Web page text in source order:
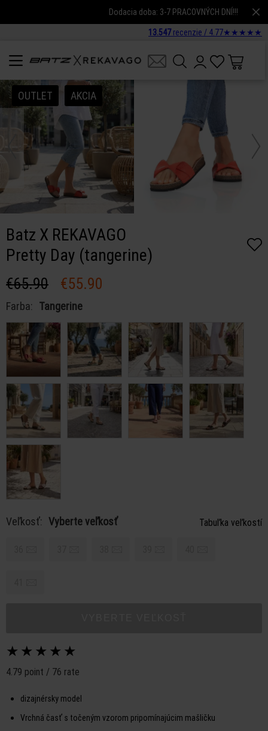
Dodacia doba: 3-7 PRACOVNÝCH DNÍ!!!
13.547recenzie / 4.77★ ★ ★ ★ ★
OUTLET AKCIA
Batz X REKAVAGO
Pretty Day (tangerine)
€65.90 €55.90
Farba: Tangerine
Veľkosť: Vyberte veľkosť Tabuľka veľkostí
★ ★ ★ ★ ★
4.79 point / 76 rate
dizajnérsky model
Vrchná časť s točeným vzorom pripomínajúcim mašličku